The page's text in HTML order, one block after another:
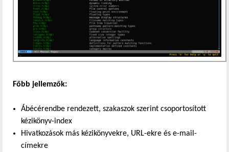
Főbb jellemzők:
Ábécérendbe rendezett, szakaszok szerint csoportosított
kézikönyv-index
Hivatkozások más kézikönyvekre, URL-ekre és e-mail-
címekre